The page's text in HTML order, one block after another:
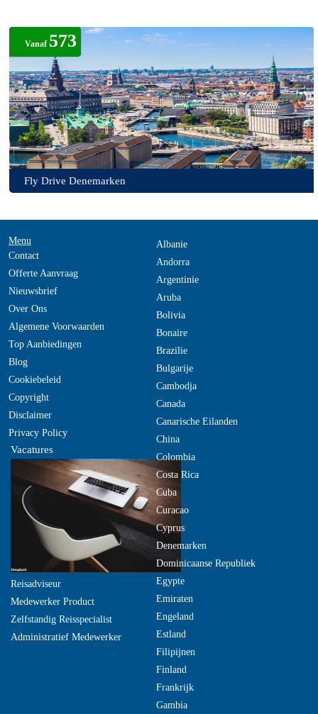
Vanaf 573
Fly Drive Denemarken
Menu
Contact
Offerte Aanvraag
Nieuwsbrief
Over Ons
Algemene Voorwaarden
Top Aanbiedingen
Blog
Cookiebeleid
Copyright
Disclaimer
Privacy Policy
Vacatures
Reisadviseur
Medewerker Product
Zelfstandig Reisspecialist
Administratief Medewerker
Albanie
Andorra
Argentinie
Aruba
Bolivia
Bonaire
Brazilie
Bulgarije
Cambodja
Canada
Canarische Eilanden
China
Colombia
Costa Rica
Cuba
Curacao
Cyprus
Denemarken
Dominicaanse Republiek
Egypte
Emiraten
Engeland
Estland
Filipijnen
Finland
Frankrijk
Gambia